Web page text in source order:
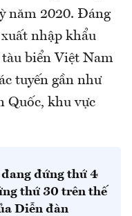
năm 2020. Đáng
nhập khẩu
biển Việt Nam
tuyến gần như
Quốc, khu vực
đứng thứ 4
thứ 30 trên thế
Diễn đàn